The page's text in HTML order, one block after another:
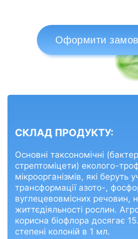
Оформити
СКЛАД ПРОДУКТУ:
Основні таксономічні
стрептоміцети) еколого-
мікроорганізмів, які беруть
трансформації азото-,
вуглецевовмісних речовин,
життєдіяльності рослин.
корисна біофлора досягає
степені колоній в 1 мл.